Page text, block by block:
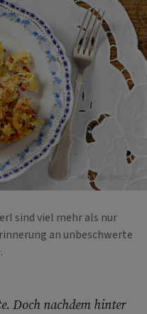
Foto: Ingo Eisenhut
sind viel mehr als nur
an unbeschwerte
Doch nachdem hinter